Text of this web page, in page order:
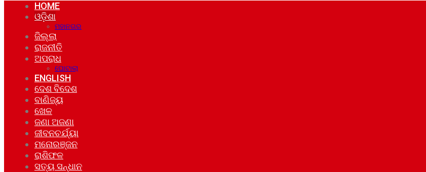
HOME
ଓଡ଼ିଶା
ମହାନଗର
ଜିଲ୍ଲା
ରାଜନୀତି
ଅପରାଧ
ଘୋଟାଲା
ENGLISH
ଦେଶ ବିଦେଶ
ବାଣିଜ୍ୟ
ଖେଳ
ଜଣା ଅଜଣା
ଜୀବନଚର୍ଯ୍ୟା
ମନୋରଞ୍ଜନ
ରାଶିଫଳ
ସତ୍ୟ ସନ୍ଧାନ